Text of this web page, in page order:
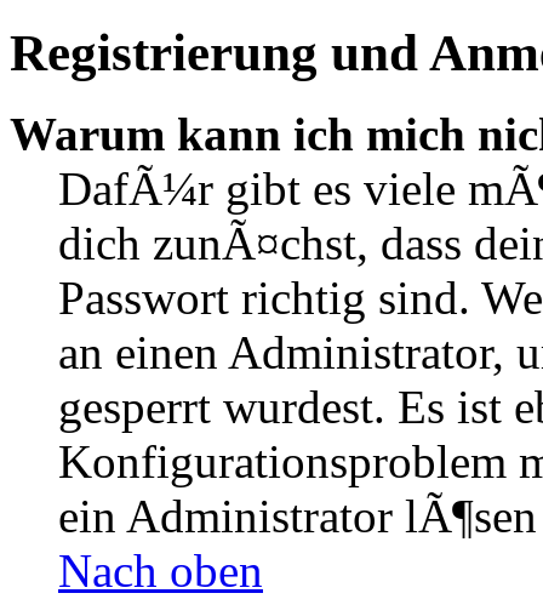
Registrierung und
Warum kann ich mich
DafÃ¼r gibt es viele
dich zunÃ¤chst, dass
Passwort richtig sind.
an einen Administrator,
gesperrt wurdest. Es ist
Konfigurationsproblem
ein Administrator lÃ¶sen
Nach oben